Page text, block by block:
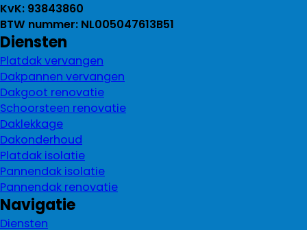
KvK: 93843860
BTW nummer: NL005047613B51
Diensten
Platdak vervangen
Dakpannen vervangen
Dakgoot renovatie
Schoorsteen renovatie
Daklekkage
Dakonderhoud
Platdak isolatie
Pannendak isolatie
Pannendak renovatie
Navigatie
Diensten